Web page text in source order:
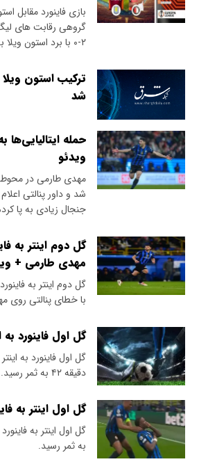
بازی فاینورد مقابل
۲-۰ با برد استون ویلا به…
ترکیب استون ویلا
شد
حمله
ویدئو
مهدی طارمی در
شد و داور پنالتی
جنجال زیادی به پا
گل دوم اینتر به
مهدی طارمی +
با خطای پنالتی روی
گل اول فاینورد به
گل اول فاینورد به
دقیقه ۴۲ به ثمر رسید.
گل اول اینتر به
به ثمر رسید.